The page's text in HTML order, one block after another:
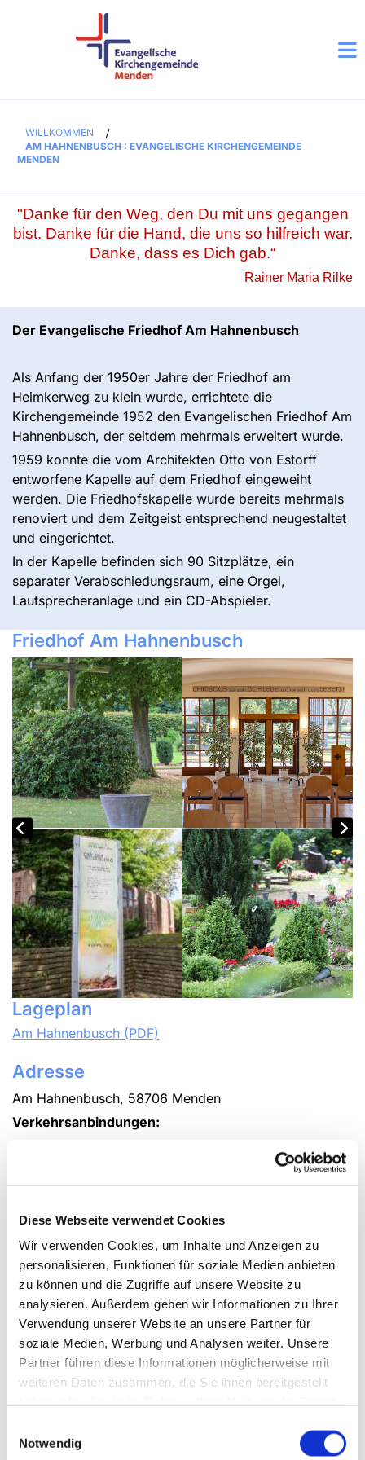
Diese Webseite verwendet Cookies
Wir verwenden Cookies, um Inhalte und Anzeigen zu
personalisieren, Funktionen für soziale Medien anbieten
zu können und die Zugriffe auf unsere Website zu
analysieren. Außerdem geben wir Informationen zu Ihrer
Verwendung unserer Website an unsere Partner für
soziale Medien, Werbung und Analysen weiter. Unsere
Partner führen diese Informationen möglicherweise mit
weiteren Daten zusammen, die Sie ihnen bereitgestellt
Notwendig
WILLKOMMEN /
AM HAHNENBUSCH : EVANGELISCHE KIRCHENGEMEINDE
MENDEN
"Danke für den Weg, den Du mit uns gegangen
bist. Danke für die Hand, die uns so hilfreich war.
Danke, dass es Dich gab.“
Rainer Maria Rilke
Der Evangelische Friedhof Am Hahnenbusch
Als Anfang der 1950er Jahre der Friedhof am
Heimkerweg zu klein wurde, errichtete die
Kirchengemeinde 1952 den Evangelischen Friedhof Am
Hahnenbusch, der seitdem mehrmals erweitert wurde.
1959 konnte die vom Architekten Otto von Estorff
entworfene Kapelle auf dem Friedhof eingeweiht
werden. Die Friedhofskapelle wurde bereits mehrmals
renoviert und dem Zeitgeist entsprechend neugestaltet
und eingerichtet.
In der Kapelle befinden sich 90 Sitzplätze, ein
separater Verabschiedungsraum, eine Orgel,
Lautsprecheranlage und ein CD-Abspieler.
Friedhof Am Hahnenbusch
Lageplan
Am Hahnenbusch (PDF)
Adresse
Am Hahnenbusch, 58706 Menden
Verkehrsanbindungen:
(Haltestelle Am Hahnenbusch oder Bischof-
Henninghaus-Straße)
(Haltestelle Am Hahnenbusch oder Bischof-
Henninghaus-Straße)
Google Karte
Bitte akzeptieren Sie Marketing-Cookies,